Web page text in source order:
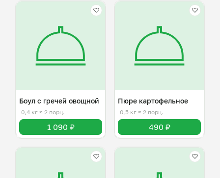
Боул с гречей овощной
0,4 кг ≈ 2 порц.
1 090 ₽
Пюре картофельное
0,5 кг ≈ 2 порц.
490 ₽